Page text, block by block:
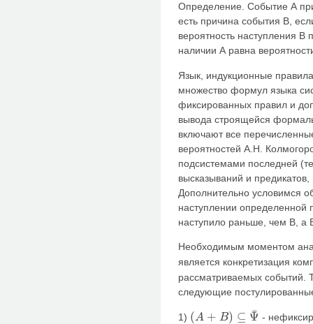
Определение. Событие А
есть причина события В,
вероятность наступления В
наличии А равна
Язык, индукционные
множество формул языка
фиксированных правил и
вывода строящейся
включают все
вероятностей А.Н.
подсистемами последней
высказываний и
Дополнительно условимся
наступлении определенной
наступило раньше, чем В,
Необходимым моментом
является конкретизация
рассматриваемых событий.
следующие
1) (A + B) ⊆ Ψ
¯
( A+B)⊆ Ψ¯
-